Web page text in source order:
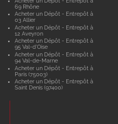
69 Rhône
Acheter un Dépôt - Entrepôt à
03 Allier
Acheter un Dépôt - Entrepôt à
12 Aveyron
Acheter un Dépôt - Entrepôt à
95 Val-d'Oise
Acheter un Dépôt - Entrepôt à
94 Val-de-Marne
Acheter un Dépôt - Entrepôt à
Paris (75003)
Acheter un Dépôt - Entrepôt à
Saint Denis (97400)